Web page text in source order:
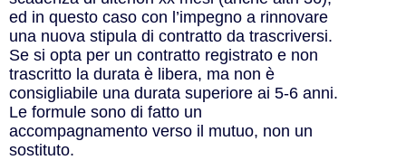
ed in questo caso con l’impegno a rinnovare
una nuova stipula di contratto da trascriversi.
Se si opta per un contratto registrato e non
trascritto la durata è libera, ma non è
consigliabile una durata superiore ai 5-6 anni.
Le formule sono di fatto un
accompagnamento verso il mutuo, non un
sostituto.